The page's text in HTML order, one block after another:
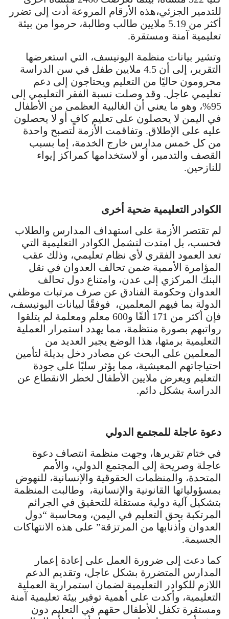
للتدمير الجزئي،هذه الأرقام المروعة أدت إلى تضرر
أكثر من 5.19 ملايين طالب وطالبة، حرموا من بيئة
تعليمية آمنة ومستقرة.
وتشير بيانات منظمة اليونيسف، التي استعرضها
التقرير، إلى أن 4.5 ملايين طفل في سن الدراسة
محرومون حاليًا من التعليم ويحتاجون إلى دعم
تعليمي عاجل. وقد وصلت نسبة الفقر التعليمي إلى
95%، وهو ما يعني أن الغالبية العظمى من الأطفال
في اليمن لا يحصلون على تعليم كافٍ أو لا يحصلون
عليه على الإطلاق. وتفاقمت الأزمة لتصبح واحدة
من كل خمس مدارس خارج الخدمة، إما بسبب
القصف والتدمير، أو لاستخدامها كمراكز إيواء
للنازحين.
الكوادر التعليمية ضحية أخرى
لم تقتصر الأزمة على استهداف المدارس والطلاب
فحسب، بل امتدت لتشمل الكوادر التعليمية التي
تعد العمود الفقري لأي نظام تعليمي، وذلك عقب
المؤامرة الأممية ضمن تحالف العدوان في نقل
البنك المركزي إلى عدن، وامتناع دول تحالف
العدوان وحكومة الفنادق عن صرف مرتبات موظفي
الدولة بما فيهم المعلمين، فوفقًا لبيانات اليونيسف،
فإن أكثر من 171 ألفًا و600 معلم ومعلمة لم يتلقوا
رواتبهم بصورة منتظمة، مما يهدد استمرار العملية
التعليمية برمتها، هذا الوضع يجبر العديد من
المعلمين على البحث عن مصادر دخل بديلة لتأمين
احتياجاتهم المعيشية، مما يؤثر سلبًا على جودة
التعليم ويعرض ملايين الأطفال لخطر الانقطاع عن
الدراسة بشكل دائم.
دعوة عاجلة للمجتمع الدولي
في ختام تقريرها، وجهت منظمة انتصاف دعوة
عاجلة وصريحة إلى المجتمع الدولي، والأمم
المتحدة، والمنظمات الحقوقية والإنسانية، للنهوض
بمسؤولياتها القانونية والإنسانية، وطالبت المنظمة
بتشكيل آلية دولية مستقلة للتحقيق في الجرائم
المرتكبة بحق التعليم في اليمن، ومحاسبة “دول
العدوان وأذنابها من المرتزقة” على هذه الانتهاكات
الجسيمة.
كما دعت إلى ضرورة العمل على إعادة إعمار
المدارس المتضررة بشكل عاجل، وتقديم الدعم
اللازم للكوادر التعليمية لضمان استمرارية العملية
التعليمية، وأكدت على أهمية توفير بيئة تعليمية آمنة
ومستقرة تكفل للأطفال حقهم في التعليم دون